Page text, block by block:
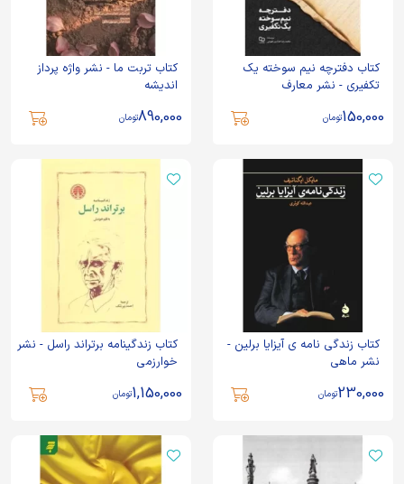
کتاب دفترچه نیم سوخته یک
تکفیری - نشر معارف
150,000تومان
کتاب تربت ما - نشر واژه پرداز
اندیشه
890,000تومان
کتاب زندگی نامه ی آیزایا برلین -
نشر ماهی
230,000تومان
کتاب زندگینامه برتراند راسل - نشر
خوارزمی
1,150,000تومان